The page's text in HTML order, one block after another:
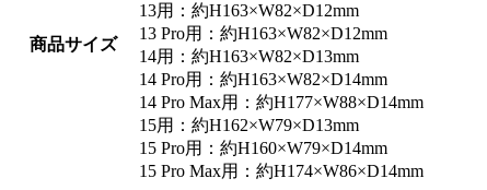
商品サイズ
13用：約H163×W82×D12mm
13 Pro用：約H163×W82×D12mm
14用：約H163×W82×D13mm
14 Pro用：約H163×W82×D14mm
14 Pro Max用：約H177×W88×D14mm
15用：約H162×W79×D13mm
15 Pro用：約H160×W79×D14mm
15 Pro Max用：約H174×W86×D14mm